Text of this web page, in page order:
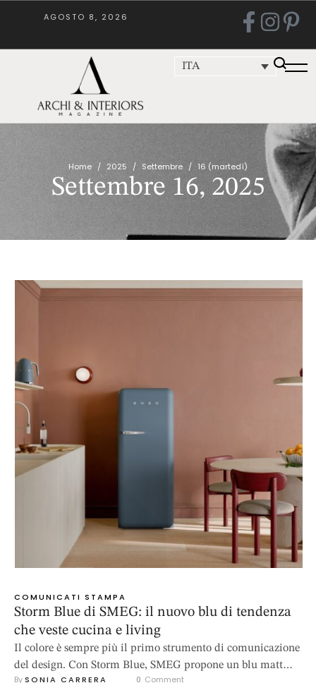
AGOSTO 8, 2026
ITA
Home / 2025 / Settembre / 16 (martedì)
Settembre 16, 2025
COMUNICATI STAMPA
Storm Blue di SMEG: il nuovo blu di tendenza
che veste cucina e living
Il colore è sempre più il primo strumento di comunicazione
del design. Con Storm Blue, SMEG propone un blu matt
By SONIA CARRERA 0 Comment